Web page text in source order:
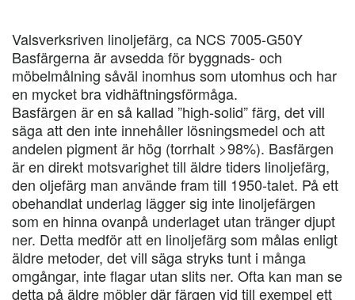
Valsverksriven linoljefärg, ca NCS 7005-G50Y
Basfärgerna är avsedda för byggnads- och
möbelmålning såväl inomhus som utomhus och har
en mycket bra vidhäftningsförmåga.
Basfärgen är en så kallad ”high-solid” färg, det vill
säga att den inte innehåller lösningsmedel och att
andelen pigment är hög (torrhalt >98%). Basfärgen
är en direkt motsvarighet till äldre tiders linoljefärg,
den oljefärg man använde fram till 1950-talet. På ett
obehandlat underlag lägger sig inte linoljefärgen
som en hinna ovanpå underlaget utan tränger djupt
ner. Detta medför att en linoljefärg som målas enligt
äldre metoder, det vill säga stryks tunt i många
omgångar, inte flagar utan slits ner. Ofta kan man se
detta på äldre möbler där färgen vid till exempel ett